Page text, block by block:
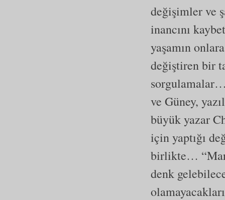
değişimler ve
inancını
yaşamın
değiştiren bir
ve Güney,
büyük yazar
için yaptığı
birlikte…
denk